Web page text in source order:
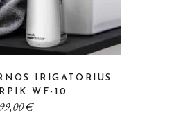
IRIGATORIUS
WF-10
€